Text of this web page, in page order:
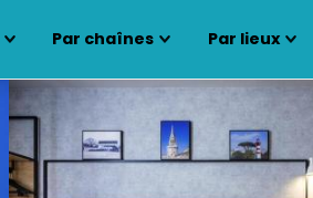
Par chaînes Par lieux